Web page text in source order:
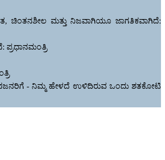
ಚಿಂತನಶೀಲ ಮತ್ತು ನಿಜವಾಗಿಯೂ ಜಾಗತಿಕವಾಗಿದೆ:
ಪ್ರಧಾನಮಂತ್ರಿ
- ನಿಮ್ಮ ಹೇಳದೆ ಉಳಿದಿರುವ ಒಂದು ಶತಕೋಟಿ